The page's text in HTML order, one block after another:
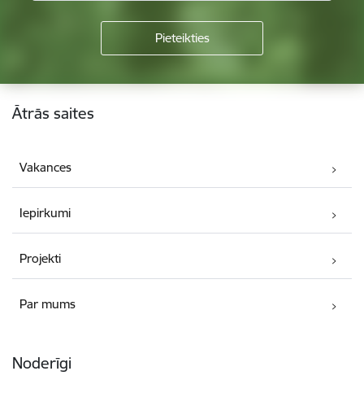
Kājene
Ātrās saites
Vakances
Iepirkumi
Projekti
Par mums
Noderīgi